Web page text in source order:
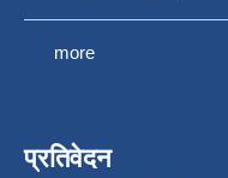
more
प्रतिवेदन